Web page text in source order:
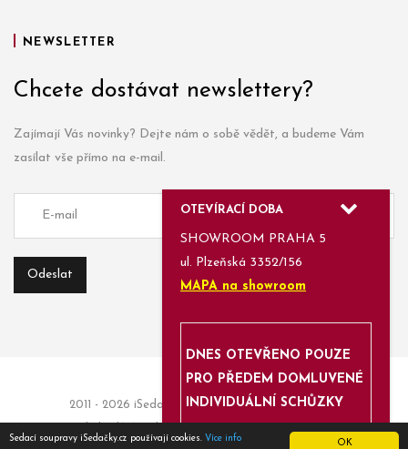
OK
Sedací soupravy iSedačky.cz používají cookies. Více info
NEWSLETTER
Chcete dostávat newslettery?
Zajímají Vás novinky? Dejte nám o sobě vědět, a budeme Vám
zasílat vše přímo na e-mail.
2011 - 2026 iSedačky.cz | Informace a objednávky:
OTEVÍRACÍ DOBA
SHOWROOM PRAHA 5
ul. Plzeňská 3352/156
MAPA na showroom
DNES OTEVŘENO POUZE
PRO PŘEDEM DOMLUVENÉ
INDIVIDUÁLNÍ SCHŮZKY